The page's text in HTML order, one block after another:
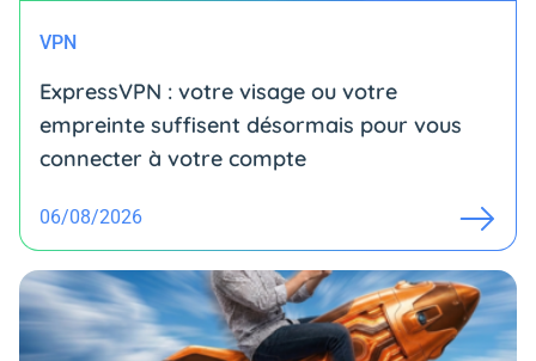
VPN
ExpressVPN : votre visage ou votre
empreinte suffisent désormais pour vous
connecter à votre compte
06/08/2026